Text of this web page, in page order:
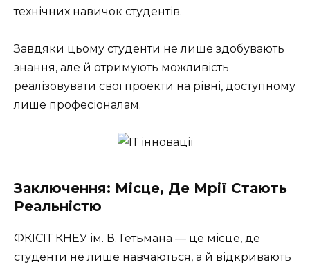
технічних навичок студентів.
Завдяки цьому студенти не лише здобувають
знання, але й отримують можливість
реалізовувати свої проекти на рівні, доступному
лише професіоналам.
Заключення: Місце, Де Мрії Стають
Реальністю
ФКІСІТ КНЕУ ім. В. Гетьмана — це місце, де
студенти не лише навчаються, а й відкривають